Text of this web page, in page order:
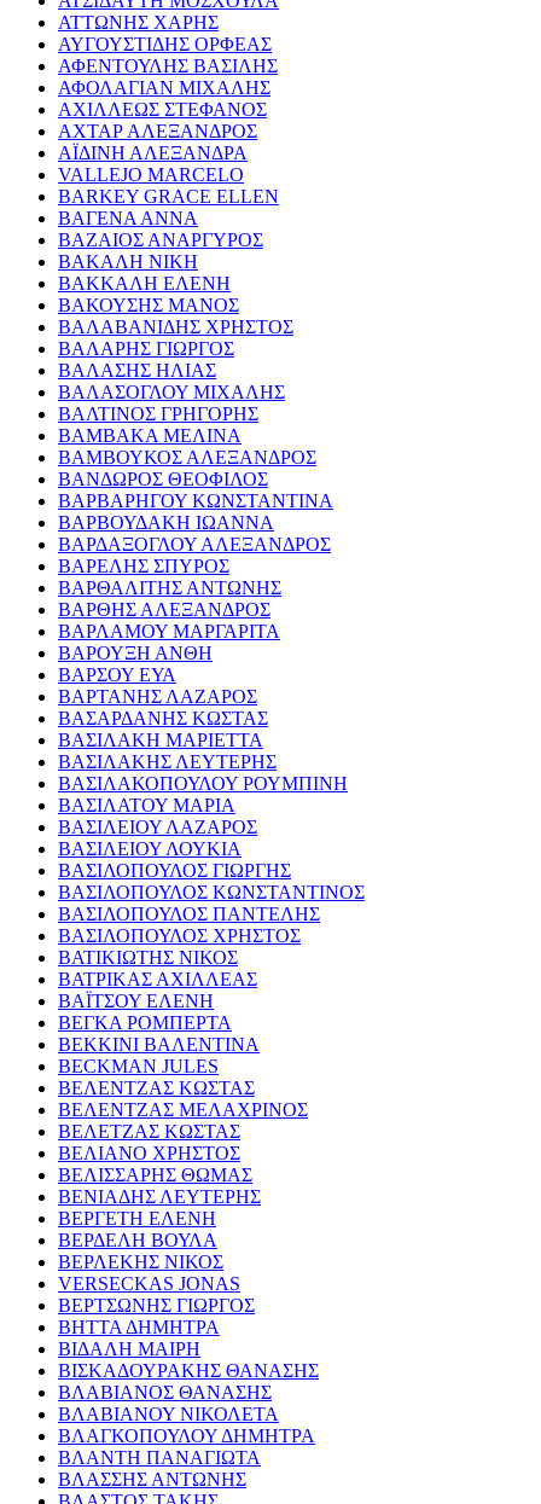
ΑΤΤΩΝΗΣ ΧΑΡΗΣ
ΑΥΓΟΥΣΤΙΔΗΣ ΟΡΦΕΑΣ
ΑΦΕΝΤΟΥΛΗΣ ΒΑΣΙΛΗΣ
ΑΦΟΛΑΓΙΑΝ ΜΙΧΑΛΗΣ
ΑΧΙΛΛΕΩΣ ΣΤΕΦΑΝΟΣ
ΑΧΤΑΡ ΑΛΕΞΑΝΔΡΟΣ
ΑΪΔΙΝΗ ΑΛΕΞΑΝΔΡΑ
VALLEJO MARCELO
BARKEY GRACE ELLEN
ΒΑΓΕΝΑ ΑΝΝΑ
ΒΑΖΑΙΟΣ ΑΝΑΡΓΥΡΟΣ
ΒΑΚΑΛΗ ΝΙΚΗ
ΒΑΚΚΑΛΗ ΕΛΕΝΗ
ΒΑΚΟΥΣΗΣ ΜΑΝΟΣ
ΒΑΛΑΒΑΝΙΔΗΣ ΧΡΗΣΤΟΣ
ΒΑΛΑΡΗΣ ΓΙΩΡΓΟΣ
ΒΑΛΑΣΗΣ ΗΛΙΑΣ
ΒΑΛΑΣΟΓΛΟΥ ΜΙΧΑΛΗΣ
ΒΑΛΤΙΝΟΣ ΓΡΗΓΟΡΗΣ
ΒΑΜΒΑΚΑ ΜΕΛΙΝΑ
ΒΑΜΒΟΥΚΟΣ ΑΛΕΞΑΝΔΡΟΣ
ΒΑΝΔΩΡΟΣ ΘΕΟΦΙΛΟΣ
ΒΑΡΒΑΡΗΓΟΥ ΚΩΝΣΤΑΝΤΙΝΑ
ΒΑΡΒΟΥΔΑΚΗ ΙΩΑΝΝΑ
ΒΑΡΔΑΞΟΓΛΟΥ ΑΛΕΞΑΝΔΡΟΣ
ΒΑΡΕΛΗΣ ΣΠΥΡΟΣ
ΒΑΡΘΑΛΙΤΗΣ ΑΝΤΩΝΗΣ
ΒΑΡΘΗΣ ΑΛΕΞΑΝΔΡΟΣ
ΒΑΡΛΑΜΟΥ ΜΑΡΓΑΡΙΤΑ
ΒΑΡΟΥΞΗ ΑΝΘΗ
ΒΑΡΣΟΥ ΕΥΑ
ΒΑΡΤΑΝΗΣ ΛΑΖΑΡΟΣ
ΒΑΣΑΡΔΑΝΗΣ ΚΩΣΤΑΣ
ΒΑΣΙΛΑΚΗ ΜΑΡΙΕΤΤΑ
ΒΑΣΙΛΑΚΗΣ ΛΕΥΤΕΡΗΣ
ΒΑΣΙΛΑΚΟΠΟΥΛΟΥ ΡΟΥΜΠΙΝΗ
ΒΑΣΙΛΑΤΟΥ ΜΑΡΙΑ
ΒΑΣΙΛΕΙΟΥ ΛΑΖΑΡΟΣ
ΒΑΣΙΛΕΙΟΥ ΛΟΥΚΙΑ
ΒΑΣΙΛΟΠΟΥΛΟΣ ΓΙΩΡΓΗΣ
ΒΑΣΙΛΟΠΟΥΛΟΣ ΚΩΝΣΤΑΝΤΙΝΟΣ
ΒΑΣΙΛΟΠΟΥΛΟΣ ΠΑΝΤΕΛΗΣ
ΒΑΣΙΛΟΠΟΥΛΟΣ ΧΡΗΣΤΟΣ
ΒΑΤΙΚΙΩΤΗΣ ΝΙΚΟΣ
ΒΑΤΡΙΚΑΣ ΑΧΙΛΛΕΑΣ
ΒΑΪΤΣΟΥ ΕΛΕΝΗ
ΒΕΓΚΑ ΡΟΜΠΕΡΤΑ
ΒΕΚΚΙΝΙ ΒΑΛΕΝΤΙΝΑ
BECKMAN JULES
ΒΕΛΕΝΤΖΑΣ ΚΩΣΤΑΣ
ΒΕΛΕΝΤΖΑΣ ΜΕΛΑΧΡΙΝΟΣ
ΒΕΛΕΤΖΑΣ ΚΩΣΤΑΣ
ΒΕΛΙΑΝΟ ΧΡΗΣΤΟΣ
ΒΕΛΙΣΣΑΡΗΣ ΘΩΜΑΣ
ΒΕΝΙΑΔΗΣ ΛΕΥΤΕΡΗΣ
ΒΕΡΓΕΤΗ ΕΛΕΝΗ
ΒΕΡΔΕΛΗ ΒΟΥΛΑ
ΒΕΡΛΕΚΗΣ ΝΙΚΟΣ
VERSECKAS JONAS
ΒΕΡΤΣΩΝΗΣ ΓΙΩΡΓΟΣ
ΒΗΤΤΑ ΔΗΜΗΤΡΑ
ΒΙΔΑΛΗ ΜΑΙΡΗ
ΒΙΣΚΑΔΟΥΡΑΚΗΣ ΘΑΝΑΣΗΣ
ΒΛΑΒΙΑΝΟΣ ΘΑΝΑΣΗΣ
ΒΛΑΒΙΑΝΟΥ ΝΙΚΟΛΕΤΑ
ΒΛΑΓΚΟΠΟΥΛΟΥ ΔΗΜΗΤΡΑ
ΒΛΑΝΤΗ ΠΑΝΑΓΙΩΤΑ
ΒΛΑΣΣΗΣ ΑΝΤΩΝΗΣ